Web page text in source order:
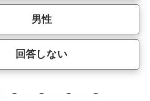
男性
回答しない